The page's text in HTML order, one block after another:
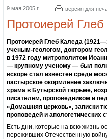
9 мая 2005 г. версия для
Протоиерей
Протоиерей Глеб Каледа
ученым-геологом, доктором
в 1972 году митрополитом
— крупному ученому — был
вскоре стал известен среди
пастырское окормление
храма в Бутырской тюрьме,
писателем, проповедником и
«Домашняя церковь», записки
проповедей и апологетических
Есть дни, которые на всю жизнь
переживших Отечественную